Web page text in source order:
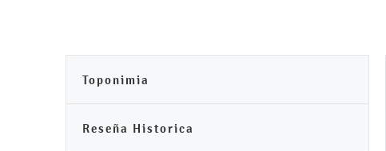
Toponimia
Reseña Historica